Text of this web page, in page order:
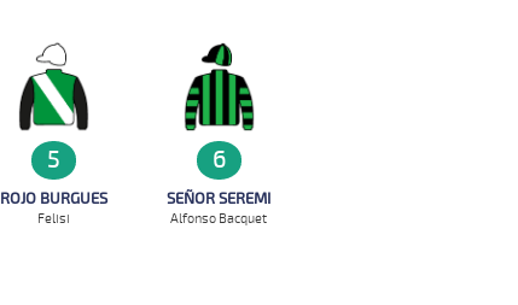
5
ROJO BURGUES
Felisi
6
SEÑOR SEREMI
Alfonso Bacquet